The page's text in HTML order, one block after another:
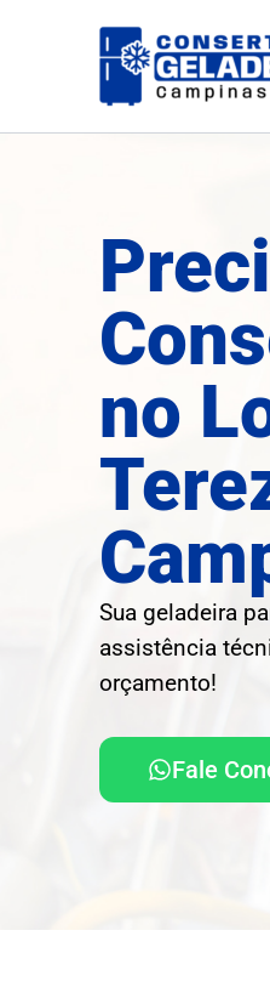
no
Sua geladeira
assistência
orçamento!
Fale